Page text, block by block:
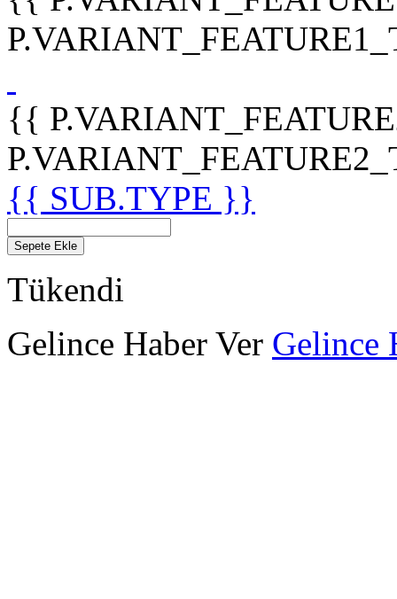
{{
{{ SUB.TYPE }}
Sepete Ekle
Tükendi
Gelince Haber Ver Gelince